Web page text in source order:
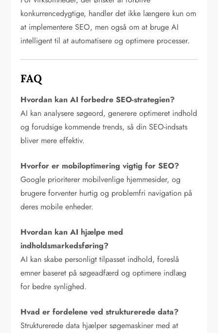
konkurrencedygtige, handler det ikke længere kun om
at implementere SEO, men også om at bruge AI
intelligent til at automatisere og optimere processer.
FAQ
Hvordan kan AI forbedre SEO-strategien?
AI kan analysere søgeord, generere optimeret indhold
og forudsige kommende trends, så din SEO-indsats
bliver mere effektiv.
Hvorfor er mobiloptimering vigtig for SEO?
Google prioriterer mobilvenlige hjemmesider, og
brugere forventer hurtig og problemfri navigation på
deres mobile enheder.
Hvordan kan AI hjælpe med
indholdsmarkedsføring?
AI kan skabe personligt tilpasset indhold, foreslå
emner baseret på søgeadfærd og optimere indlæg
for bedre synlighed.
Hvad er fordelene ved strukturerede data?
Strukturerede data hjælper søgemaskiner med at